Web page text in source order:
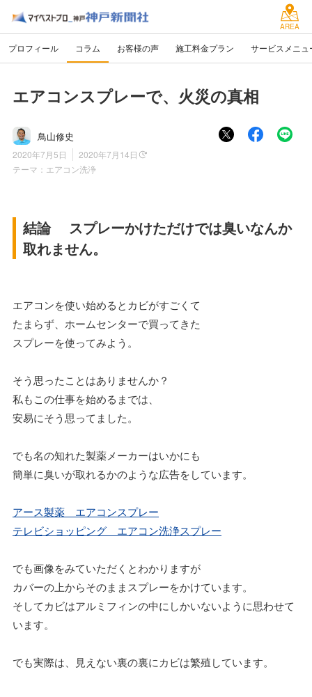
AREA
プロフィール コラム お客様の声 施工料金プラン サービスメニュ
エアコンスプレーで、火災の真相
鳥山修史
2020年7月5日
2020年7月14日
テーマ： エアコン洗浄
結論 スプレーかけただけでは臭いなんか
取れません。
エアコンを使い始めるとカビがすごくて
たまらず、ホームセンターで買ってきた
スプレーを使ってみよう。
そう思ったことはありませんか？
私もこの仕事を始めるまでは、
安易にそう思ってました。
でも名の知れた製薬メーカーはいかにも
簡単に臭いが取れるかのような広告をしています。
アース製薬 エアコンスプレー
テレビショッピング エアコン洗浄スプレー
でも画像をみていただくとわかりますが
カバーの上からそのままスプレーをかけています。
そしてカビはアルミフィンの中にしかいないように思わせて
います。
でも実際は、見えない裏の裏にカビは繁殖しています。